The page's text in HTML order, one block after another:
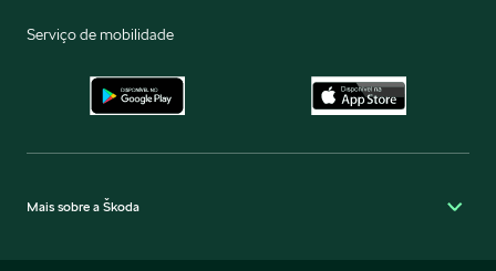
Serviço de mobilidade
Mais sobre a Škoda